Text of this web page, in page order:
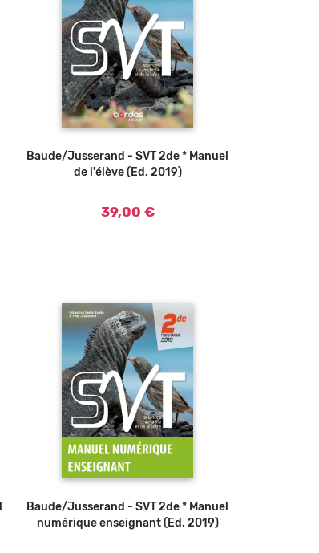
Ajouter au panier
Baude/Jusserand - SVT 2de * Manuel
de l'élève (Ed. 2019)
39,00 €
Baude/Jusserand - SVT 2de * Manuel
numérique enseignant (Ed. 2019)